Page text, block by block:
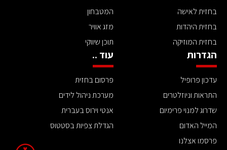
בחזית לאישה
בחזית היהדות
בחזית המוזיקה
המטבחון
מזג אוויר
תוכן שיווקי
הגדרות
עדכון פרופיל
התראות וניוזלטרים
שדרוג למנוי פרימיום
המייל האדום
פרסמו אצלנו
עוד ..
פרסום בחזית
מערכת ניהול לידים
אנטי וירוס בעברית
הגדלת צפיות בסטטוס